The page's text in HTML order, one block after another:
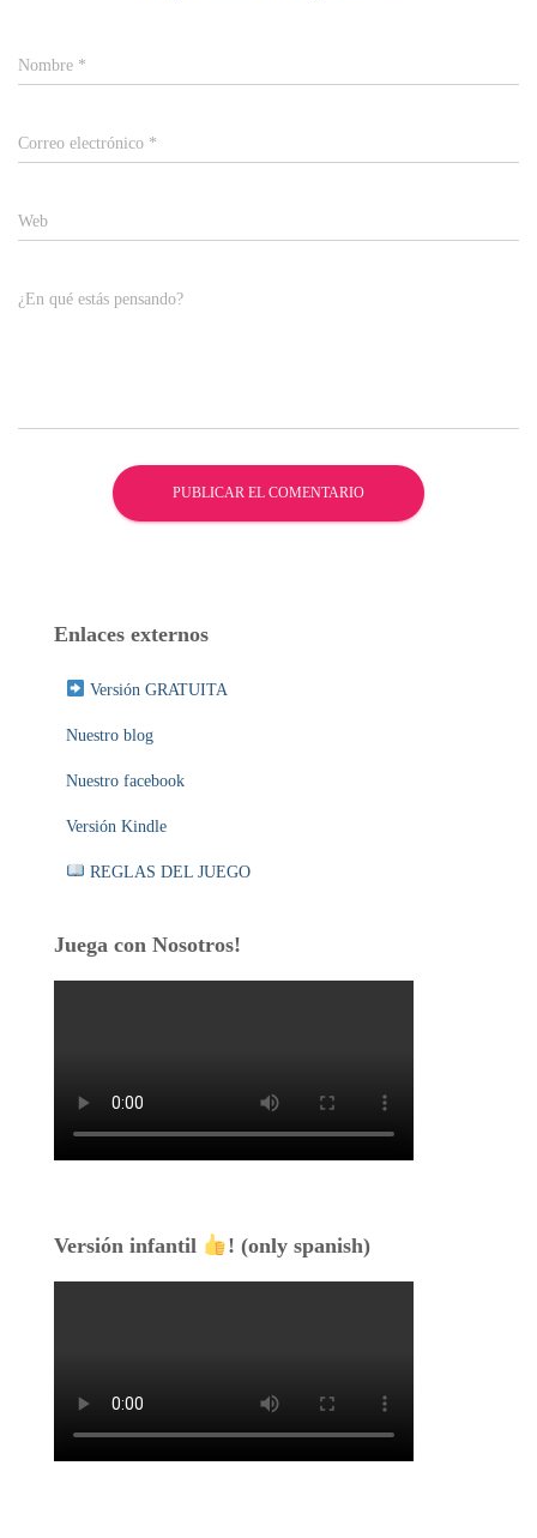
Nombre *
Correo electrónico *
Web
¿En qué estás pensando?
Enlaces externos
Versión GRATUITA
Nuestro blog
Nuestro facebook
Versión Kindle
REGLAS DEL JUEGO
Juega con Nosotros!
Versión infantil ! (only spanish)